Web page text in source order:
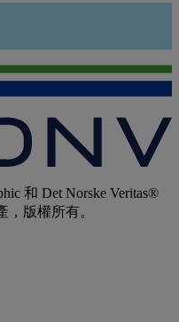
和 Det Norske Veritas®
，版權所有。